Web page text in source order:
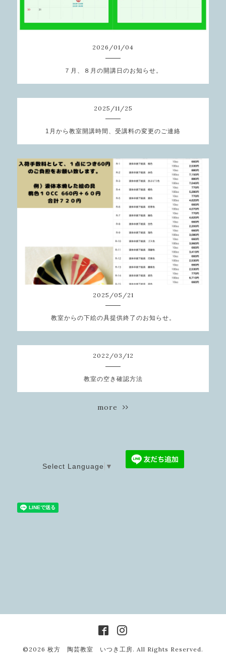
2026 /01 /04
７月、８月の開講日のお知らせ。
2025 /11 /25
1月から教室開講時間、受講料の変更のご連絡
2025 /05 /21
教室からの下絵の具提供終了のお知らせ。
2022 /03 /12
教室の空き確認方法
more
Select Language ▼
©2026 枚方 陶芸教室 いつき工房. All Rights Reserved.